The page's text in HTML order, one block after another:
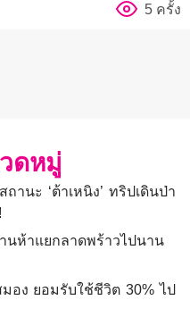
5 ครั้ง
ดหมู่
ถานะ ‘ต้าเหนิง’ ทริปเดินป่า
นห้าแยกลาดพร้าวไปนาน
มอง ยอมรับใช้ชีวิต 30% ไป